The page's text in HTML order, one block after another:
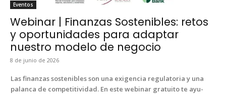
Even­tos
Webinar | Finanzas Sostenibles: retos
y oportunidades para adaptar
nuestro modelo de negocio
8 de junio de 2026
Las finan­zas sostenibles son una exi­gen­cia reg­u­la­to­ria y una
palan­ca de com­pet­i­tivi­dad. En este webi­nar gra­tu­ito te ayu­